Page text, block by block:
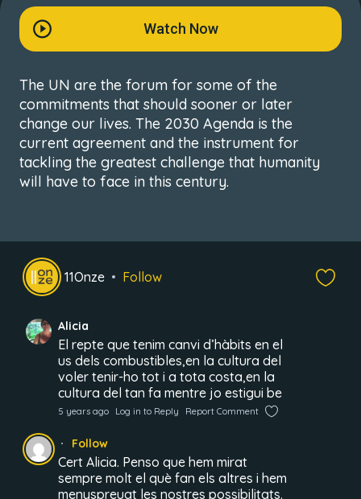
Watch Now
The UN are the forum for some of the
commitments that should sooner or later
change our lives. The 2030 Agenda is the
current agreement and the instrument for
tackling the greatest challenge that humanity
will have to face in this century.
11Onze Follow
Alicia
El repte que tenim canvi d’hàbits en el
us dels combustibles,en la cultura del
voler tenir-ho tot i a tota costa,en la
cultura del tan fa mentre jo estigui be
5 years ago Log in to Reply Report Comment
Follow
Cert Alicia. Penso que hem mirat
sempre molt el què fan els altres i hem
menyspreuat les nostres possibilitats.